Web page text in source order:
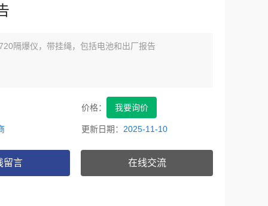
隔爆仪，带挂绳，包括电池和出厂报告
价格： 我要询价
更新日期： 2025-11-10
留言 在线交流